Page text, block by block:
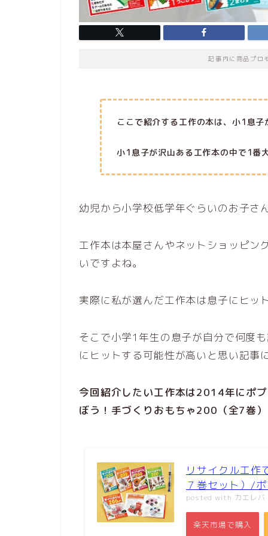
記事内に商品プロ
ここで紹介する工作の本は、小1息
小1息子が沢山ある工作本の中で1番
幼児から小学校低学年ぐらいのお子さ
工作本は本屋さんやネットショッピン
いですよね。
実際に私が選んだ工作本は息子にヒッ
そこで小学1年生の息子が自分で何度
にヒットする可能性が高いと思い記事
今回紹介したい工作本は2014年にポ
ぼう！手づくりおもちゃ200（全7巻
リサイクル工作
７巻セット）/
posted with カエレバ
楽天市場で購入